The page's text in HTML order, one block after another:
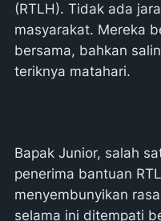
(RTLH). Tidak ada
masyarakat. Mereka
bersama, bahkan
teriknya matahari.
Bapak Junior, salah
penerima bantuan
menyembunyikan
selama ini ditempati